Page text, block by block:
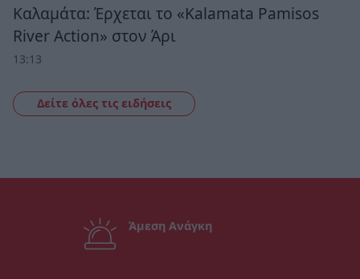
Καλαμάτα: Έρχεται το «Kalamata Pamisos
River Action» στον Άρι
13:13
Δείτε όλες τις ειδήσεις
Άμεση Ανάγκη